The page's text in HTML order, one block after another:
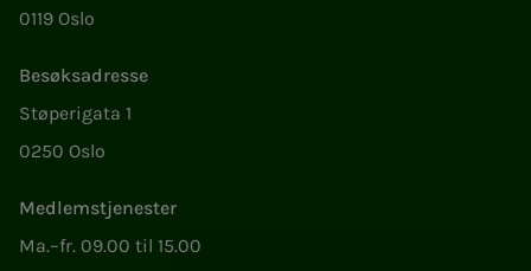
0119 Oslo
Besøksadresse
Støperigata 1
0250 Oslo
Medlemstjenester
Ma.–fr. 09.00 til 15.00